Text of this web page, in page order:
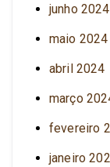
junho 2024
maio 2024
abril 2024
março
fevereiro
janeiro